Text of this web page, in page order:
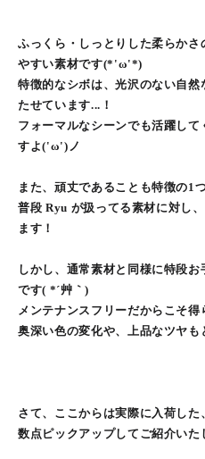
ふっくら・しっとりした柔らか
やすい素材です(*'ω'*)
特徴的なシボは、光沢のない自
たせています...！
フォーマルなシーンでも活躍し
すよ('ω')ノ
また、頑丈であることも特徴の1
普段 Ryu が扱ってる素材に対し
ます！
しかし、通常素材と同様に特段
です( *´艸｀)
メンテナンスフリーだからこそ
奥深い色の変化や、上品なツヤ
さて、ここからは実際に入荷し
数点ピックアップしてご紹介いた